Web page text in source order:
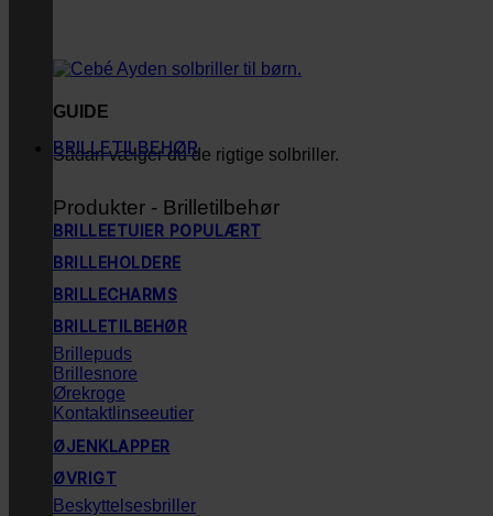
GUIDE
Sådan vælger du de rigtige solbriller.
BRILLETILBEHØR
Produkter - Brilletilbehør
BRILLEETUIER
BRILLEHOLDERE
BRILLECHARMS
BRILLETILBEHØR
Brillepuds
Brillesnore
Ørekroge
Kontaktlinseeutier
ØJENKLAPPER
ØVRIGT
Beskyttelsesbriller